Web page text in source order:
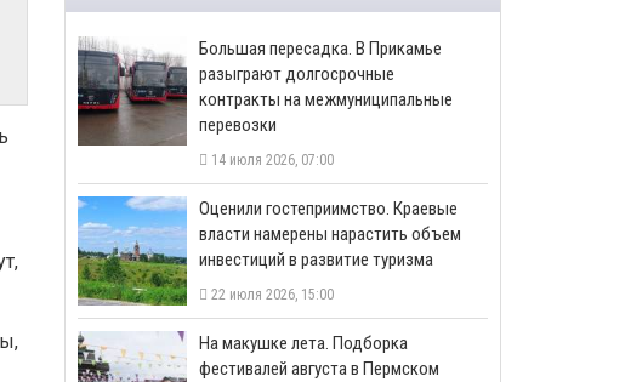
Большая пересадка. В Прикамье
разыграют долгосрочные
контракты на межмуниципальные
перевозки
14 июля 2026, 07:00
Оценили гостеприимство. Краевые
власти намерены нарастить объем
инвестиций в развитие туризма
22 июля 2026, 15:00
На макушке лета. Подборка
фестивалей августа в Пермском